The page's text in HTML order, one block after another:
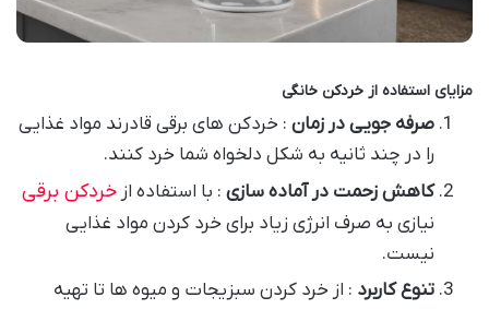
مزایای استفاده از خردکن خانگی
صرفه جویی در زمان : خردکن های برقی قادرند مواد غذایی
را در چند ثانیه به شکل دلخواه شما خرد کنند.
کاهش زحمت در آماده سازی : با استفاده از خردکن برقی
نیازی به صرف انرژی زیاد برای خرد کردن مواد غذایی
نیست.
تنوع کاربرد : از خرد کردن سبزیجات و میوه ها تا تهیه